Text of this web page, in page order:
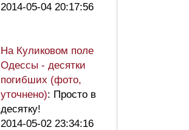
2014-05-04 20:17:56
На Куликовом поле
Одессы - десятки
погибших (фото,
уточнено): Просто в
десятку!
2014-05-02 23:34:16